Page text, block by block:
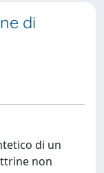
di
di un
non